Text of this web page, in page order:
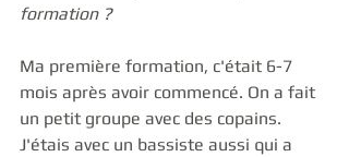
formation ?
Ma première formation, c'était 6-7
mois après avoir commencé. On a fait
un petit groupe avec des copains.
J'étais avec un bassiste aussi qui a